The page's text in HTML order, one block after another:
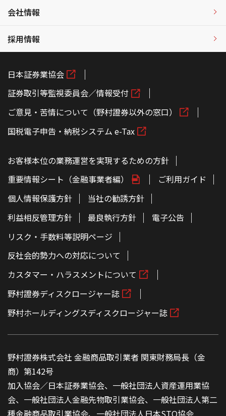
会社情報
採用情報
日本証券業協会
証券取引等監視委員会／情報受付
ご意見・苦情について（野村證券以外の窓口）
国税電子申告・納税システム e-Tax
お客様本位の業務運営を実現するための方針
重要情報シート（金融事業者編）
ご利用ガイド
個人情報保護方針
当社の勧誘方針
利益相反管理方針
最良執行方針
電子公告
リスク・手数料等説明ページ
反社会的勢力への対応について
カスタマー・ハラスメントについて
野村證券ディスクロージャー誌
野村ホールディングスディスクロージャー誌
野村證券株式会社 金融商品取引業者 関東財務局長（金
商）第142号
加入協会／日本証券業協会、一般社団法人資産運用業協
会、一般社団法人金融先物取引業協会、一般社団法人第二